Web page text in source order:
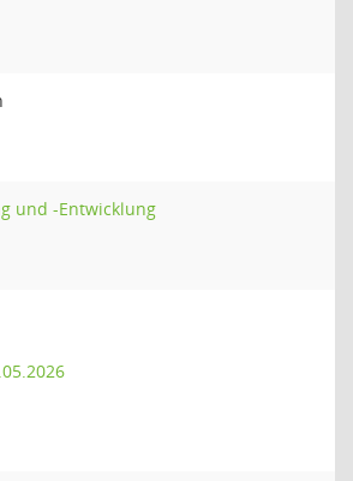
und -Entwicklung